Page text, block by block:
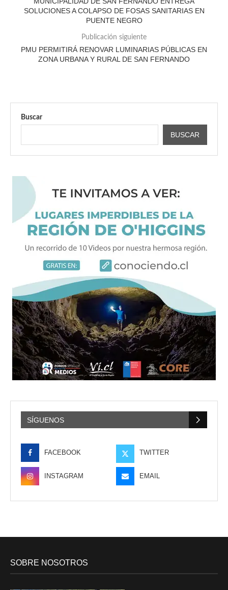
SOLUCIONES A COLAPSO DE FOSAS SANITARIAS EN
PUENTE NEGRO
Publicación siguiente
PMU PERMITIRÁ RENOVAR LUMINARIAS PÚBLICAS EN
ZONA URBANA Y RURAL DE SAN FERNANDO
Buscar
BUSCAR
SÍGUENOS
FACEBOOK TWITTER
INSTAGRAM EMAIL
SOBRE NOSOTROS